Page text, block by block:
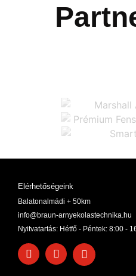
Elérhetőségeink
Balatonalmádi + 50km
info@braun-arnyekolastechnika.hu
Nyitvatartás: Hétfő - Péntek: 8:00 -